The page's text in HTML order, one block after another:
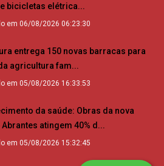
bicicletas elétrica...
em 06/08/2026 06:23:30
entrega 150 novas barracas para
agricultura fam...
em 05/08/2026 16:33:53
da saúde: Obras da nova
Abrantes atingem 40% d...
em 05/08/2026 15:32:45